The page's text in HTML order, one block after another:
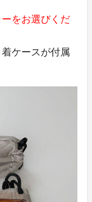
をお選びくだ
ケースが付属